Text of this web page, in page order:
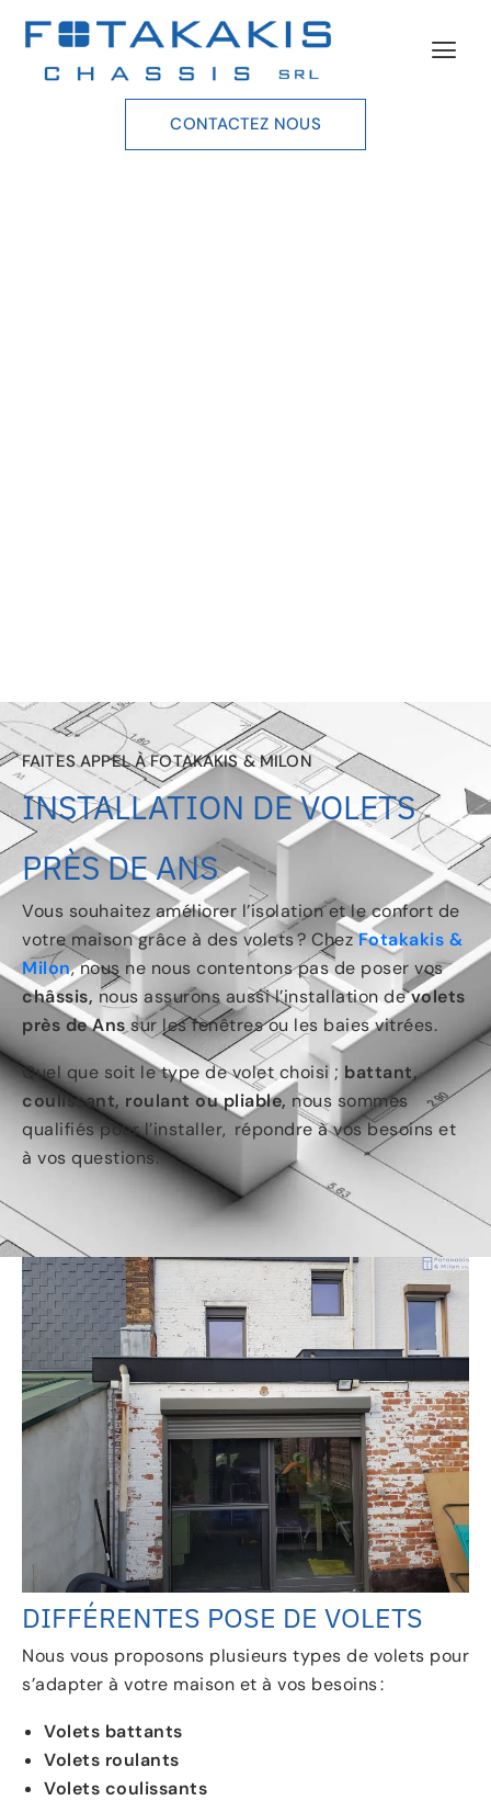
CONTACTEZ NOUS
FAITES APPEL À FOTAKAKIS & MILON
INSTALLATION DE VOLETS
PRÈS DE ANS
Vous souhaitez améliorer l’isolation et le confort de
votre maison grâce à des volets ? ChezFotakakis &
Milon, nous ne nous contentons pas de poser vos
châssis, nous assurons aussi l’installation devolets
près de Anssur les fenêtres ou les baies vitrées.
Quel que soit le type de volet choisi ; battant,
coulissant, roulant ou pliable, nous sommes
qualifiés pour l’installer, répondre à vos besoins et
à vos questions.
DIFFÉRENTES POSE DE VOLETS
Nous vous proposons plusieurs types de volets pour
s’adapter à votre maison et à vos besoins :
Volets battants
Volets roulants
Volets coulissants